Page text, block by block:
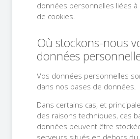
données personnelles liées à
de cookies.
Où stockons-nous
données
Vos données personnelles
dans nos bases de données.
Dans certains cas, et
des raisons techniques, ces
données peuvent être
serveurs situés en dehors du